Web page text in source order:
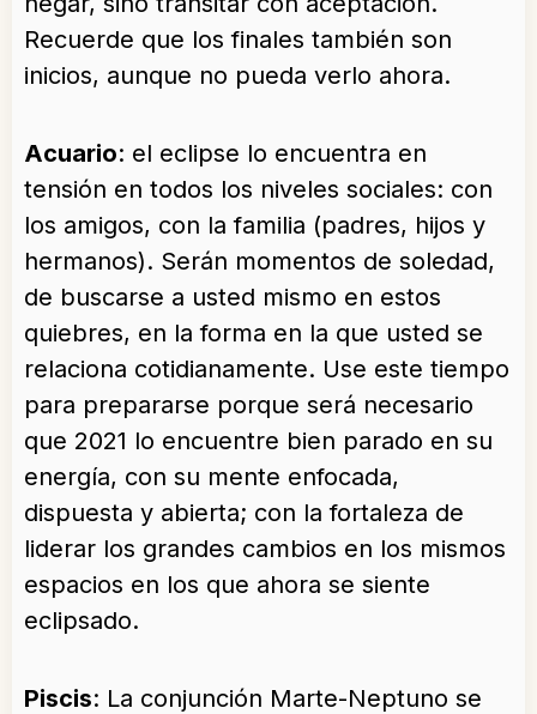
Recuerde que los finales también son
inicios, aunque no pueda verlo ahora.
Acuario: el eclipse lo encuentra en
tensión en todos los niveles sociales: con
los amigos, con la familia (padres, hijos y
hermanos). Serán momentos de soledad,
de buscarse a usted mismo en estos
quiebres, en la forma en la que usted se
relaciona cotidianamente. Use este tiempo
para prepararse porque será necesario
que 2021 lo encuentre bien parado en su
energía, con su mente enfocada,
dispuesta y abierta; con la fortaleza de
liderar los grandes cambios en los mismos
espacios en los que ahora se siente
eclipsado.
Piscis: La conjunción Marte-Neptuno se